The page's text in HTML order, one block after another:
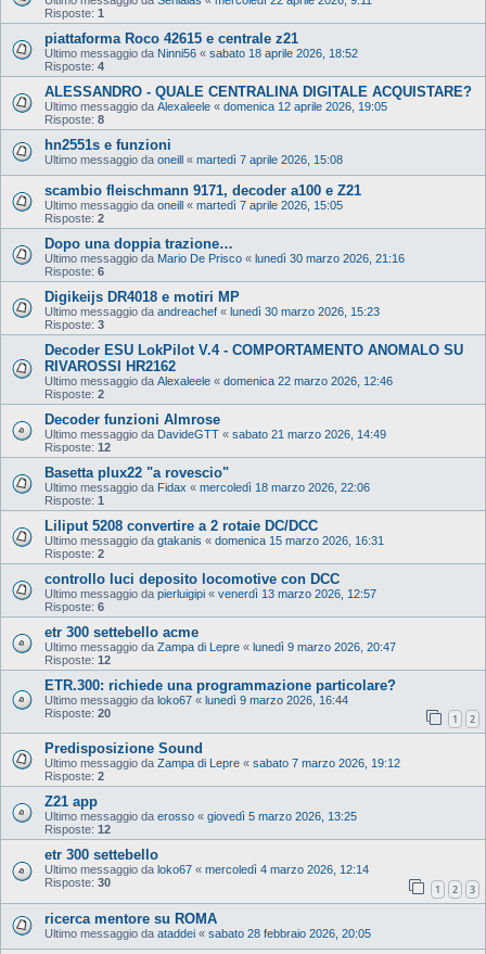
Risposte: 1
piattaforma Roco 42615 e centrale z21
Ultimo messaggio da Ninni56 « sabato 18 aprile 2026, 18:52
Risposte: 4
ALESSANDRO - QUALE CENTRALINA DIGITALE ACQUISTARE?
Ultimo messaggio da Alexaleele « domenica 12 aprile 2026, 19:05
Risposte: 8
hn2551s e funzioni
Ultimo messaggio da oneill « martedì 7 aprile 2026, 15:08
scambio fleischmann 9171, decoder a100 e Z21
Ultimo messaggio da oneill « martedì 7 aprile 2026, 15:05
Risposte: 2
Dopo una doppia trazione…
Ultimo messaggio da Mario De Prisco « lunedì 30 marzo 2026, 21:16
Risposte: 6
Digikeijs DR4018 e motiri MP
Ultimo messaggio da andreachef « lunedì 30 marzo 2026, 15:23
Risposte: 3
Decoder ESU LokPilot V.4 - COMPORTAMENTO ANOMALO SU
RIVAROSSI HR2162
Ultimo messaggio da Alexaleele « domenica 22 marzo 2026, 12:46
Risposte: 2
Decoder funzioni Almrose
Ultimo messaggio da DavideGTT « sabato 21 marzo 2026, 14:49
Risposte: 12
Basetta plux22 "a rovescio"
Ultimo messaggio da Fidax « mercoledì 18 marzo 2026, 22:06
Risposte: 1
Liliput 5208 convertire a 2 rotaie DC/DCC
Ultimo messaggio da gtakanis « domenica 15 marzo 2026, 16:31
Risposte: 2
controllo luci deposito locomotive con DCC
Ultimo messaggio da pierluigipi « venerdì 13 marzo 2026, 12:57
Risposte: 6
etr 300 settebello acme
Ultimo messaggio da Zampa di Lepre « lunedì 9 marzo 2026, 20:47
Risposte: 12
ETR.300: richiede una programmazione particolare?
Ultimo messaggio da loko67 « lunedì 9 marzo 2026, 16:44
Risposte: 20 1 2
Predisposizione Sound
Ultimo messaggio da Zampa di Lepre « sabato 7 marzo 2026, 19:12
Risposte: 2
Z21 app
Ultimo messaggio da erosso « giovedì 5 marzo 2026, 13:25
Risposte: 12
etr 300 settebello
Ultimo messaggio da loko67 « mercoledì 4 marzo 2026, 12:14
Risposte: 30 1 2 3
ricerca mentore su ROMA
Ultimo messaggio da ataddei « sabato 28 febbraio 2026, 20:05